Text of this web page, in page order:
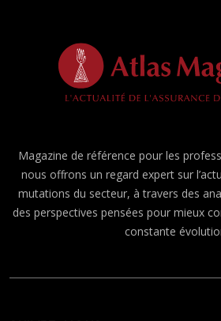
Magazine de référence pour les
nous offrons un regard expert sur
mutations du secteur, à travers des
des perspectives pensées pour mieux
constante